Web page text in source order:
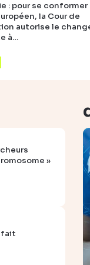
: pour se conformer
la Cour de
autorise le
à…
»
fait